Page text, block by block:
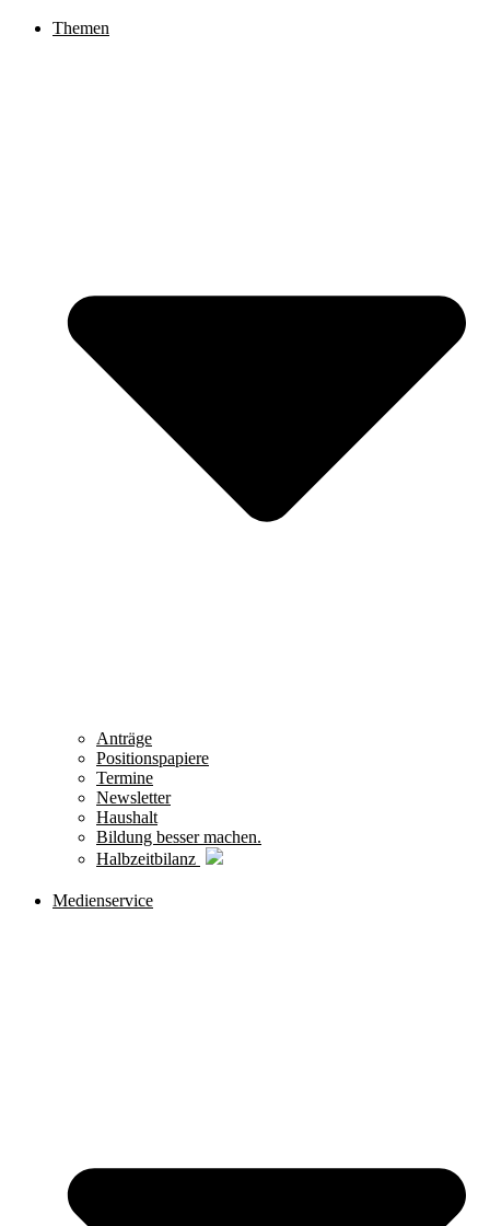
Themen
Anträge
Positionspapiere
Termine
Newsletter
Haushalt
Bildung besser machen.
Halbzeitbilanz
Medienservice